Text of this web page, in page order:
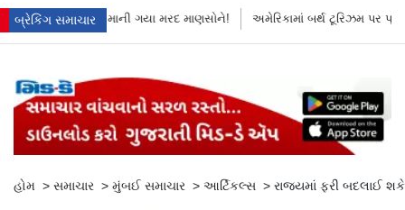
બ્રેકિંગ સમાચાર
માની ગયા મરદ માણસોને! અમેરિકામાં બર્થ ટૂરિઝમ પર પ્રતિબંધ મૂક્યો ડોનલ્ડ
હોમ > સમાચાર > મુંબઈ સમાચાર > આર્ટિકલ્સ > રાજ્યમાં ફરી બદલાઈ